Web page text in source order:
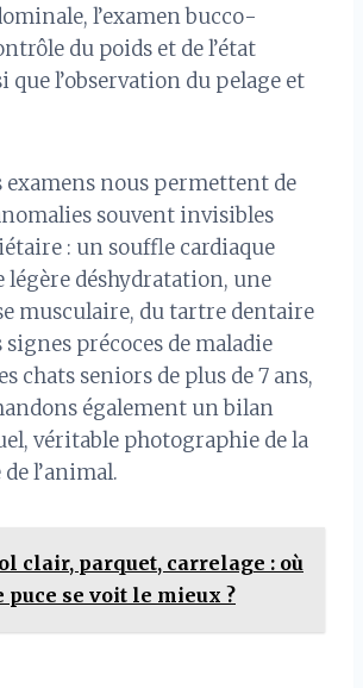
l’examen bucco-
du poids et de l’état
que l’observation du pelage et
examens nous permettent de
souvent invisibles
: un souffle cardiaque
légère déshydratation, une
musculaire, du tartre dentaire
signes précoces de maladie
chats seniors de plus de 7 ans,
également un bilan
véritable photographie de la
l’animal.
clair, parquet, carrelage : où
puce se voit le mieux ?